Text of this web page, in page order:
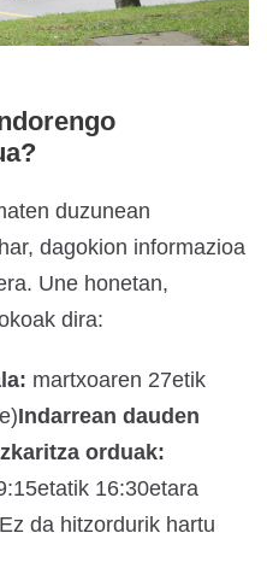
duzunean
dagokion informazioa
Une honetan,
dira:
martxoaren 27etik
Indarrean dauden
orduak:
16:30etara
da hitzordurik hartu